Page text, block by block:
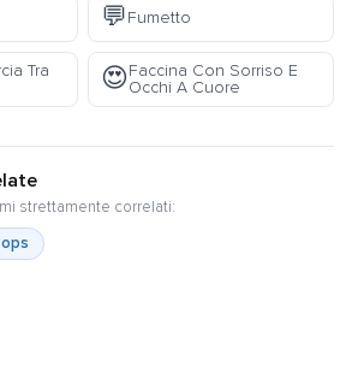
💬Fumetto
Tra
😍Faccina Con Sorriso E
Occhi A Cuore
strettamente correlati:
ops